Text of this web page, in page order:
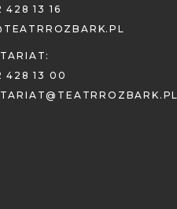
428 13 16
428 13 00